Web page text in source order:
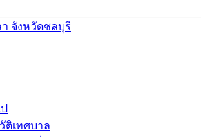
ติเทศบาล
คซีนป้องกันโรคพิษสุนัขบ้า
าคา วัคซีนป้องกันโรคพิษ